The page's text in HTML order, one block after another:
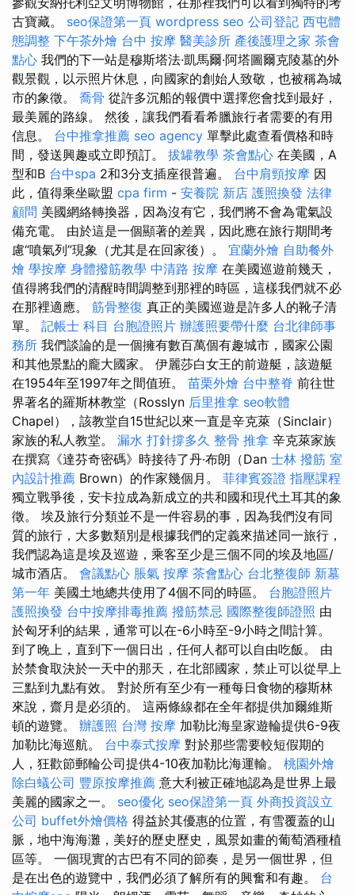
古寶藏。 seo保證第一頁 wordpress seo 公司登記 西屯體
態調整 下午茶外燴 台中 按摩 醫美診所 產後護理之家 茶會
點心 我們的下一站是穆斯塔法·凱馬爾·阿塔圖爾克陵墓的外
觀景觀，以示照片休息，向國家的創始人致敬，也被稱為城
市的象徵。 喬骨 從許多沉船的報價中選擇您會找到最好，
最美麗的路線。 然後，讓我們看看希臘旅行者需要的有用
信息。 台中推拿推薦 seo agency 單擊此處查看價格和時
間，發送興趣或立即預訂。 拔罐教學 茶會點心 在美國，A
型和B 台中spa 2和3分支插座很普遍。 台中肩頸按摩 因
此，值得乘坐歐盟 cpa firm - 安養院 新店 護照換發 法律
顧問 美國網絡轉換器，因為沒有它，我們將不會為電氣設
備充電。 由於這是一個顯著的差異，因此應在旅行期間考
慮“噴氣列”現象（尤其是在回家後）。 宜蘭外燴 自助餐外
燴 學按摩 身體撥筋教學 中清路 按摩 在美國巡遊前幾天，
值得將我們的清醒時間調整到那裡的時區，這樣我們就不必
在那裡適應。 筋骨整復 真正的美國巡遊是許多人的靴子清
單。 記帳士 科目 台胞證照片 辦護照要帶什麼 台北律師事
務所 我們談論的是一個擁有數百萬個有趣城市，國家公園
和其他景點的龐大國家。 伊麗莎白女王的前遊艇，該遊艇
在1954年至1997年之間值班。 苗栗外燴 台中整脊 前往世
界著名的羅斯林教堂（Rosslyn 后里推拿 seo軟體
Chapel），該教堂自15世紀以來一直是辛克萊（Sinclair）
家族的私人教堂。 漏水 打針撐多久 整骨 推拿 辛克萊家族
在撰寫《達芬奇密碼》時接待了丹·布朗（Dan 士林 撥筋 室
內設計推薦 Brown）的作家幾個月。 菲律賓簽證 指壓課程
獨立戰爭後，安卡拉成為新成立的共和國和現代土耳其的象
徵。 埃及旅行分類並不是一件容易的事，因為我們沒有同
質的旅行，大多數類別是根據我們的定義來描述同一旅行，
我們認為這是埃及巡遊，乘客至少是三個不同的埃及地區/
城市酒店。 會議點心 脹氣 按摩 茶會點心 台北整復師 新墓
第一年 美國土地總共使用了4個不同的時區。 台胞證照片
護照換發 台中按摩排毒推薦 撥筋禁忌 國際整復師證照 由
於匈牙利的結果，通常可以在-6小時至-9小時之間計算。
到了晚上，直到下一個日出，任何人都可以自由吃飯。 由
於禁食取決於一天中的那天，在北部國家，禁止可以從早上
三點到九點有效。 對於所有至少有一種每日食物的穆斯林
來說，齋月是必須的。 這兩條線都在全年都提供加爾維斯
頓的遊覽。 辦護照 台灣 按摩 加勒比海皇家遊輪提供6-9夜
加勒比海巡航。 台中泰式按摩 對於那些需要較短假期的
人，狂歡節郵輪​​公司提供4-10夜加勒比海運輸。 桃園外燴
除白蟻公司 豐原按摩推薦 意大利被正確地認為是世界上最
美麗的國家之一。 seo優化 seo保證第一頁 外商投資設立
公司 buffet外燴價格 得益於其優惠的位置，有雪覆蓋的山
脈，地中海海灘，美好的歷史歷史，風景如畫的葡萄酒種植
區等。 一個現實的古巴有不同的節奏，是另一個世界，但
是在出色的遊覽中，我們必須了解所有的興奮和有趣。 台